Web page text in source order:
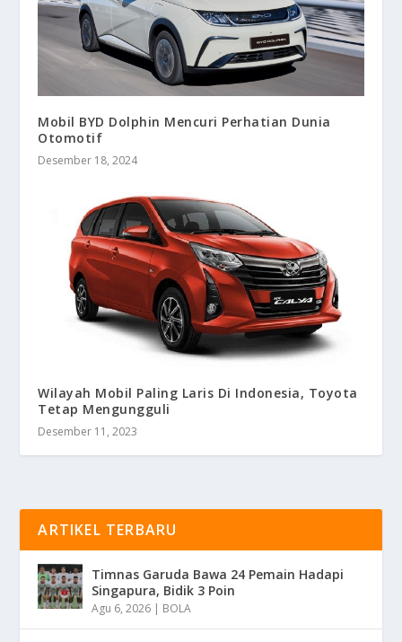
Mobil BYD Dolphin Mencuri Perhatian Dunia
Otomotif
Desember 18, 2024
Wilayah Mobil Paling Laris Di Indonesia, Toyota
Tetap Mengungguli
Desember 11, 2023
ARTIKEL TERBARU
Timnas Garuda Bawa 24 Pemain Hadapi
Singapura, Bidik 3 Poin
Agu 6, 2026 | BOLA